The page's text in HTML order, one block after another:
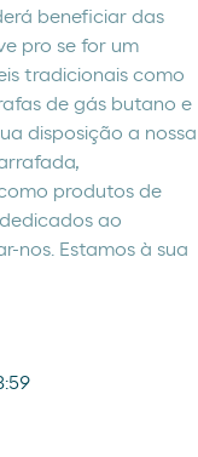
beneficiar das
pro se for um
tradicionais como
de gás butano e
disposição a nossa
produtos de
ao
nos. Estamos à sua